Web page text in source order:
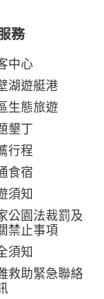
務
中心
湖遊艇港
生態旅遊
墾丁
行程
食宿
須知
公園法裁罰及
禁止事項
須知
救助緊急聯絡